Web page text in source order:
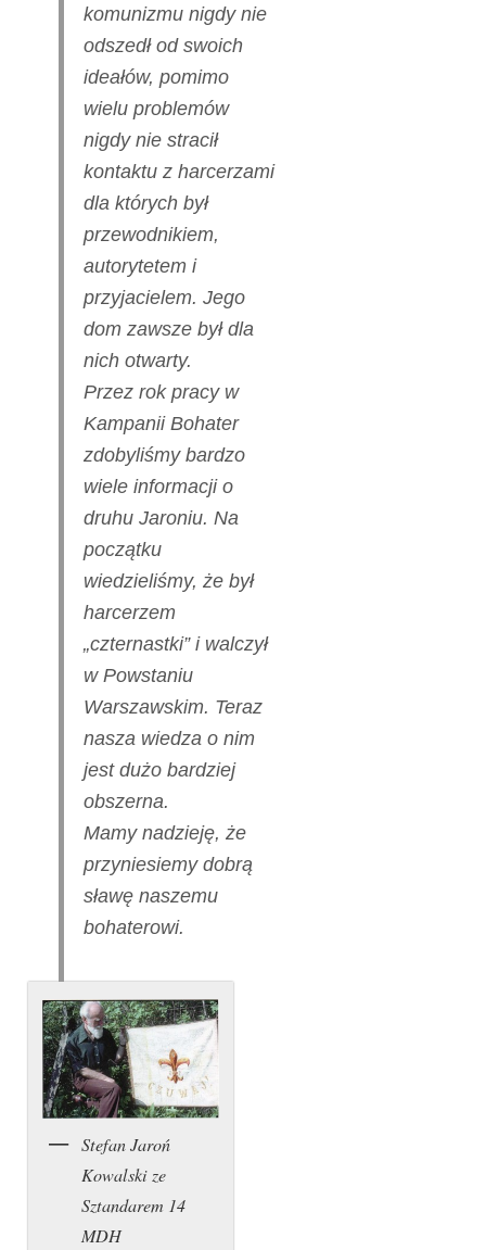
komunizmu nigdy nie
odszedł od swoich
ideałów, pomimo
wielu problemów
nigdy nie stracił
kontaktu z harcerzami
dla których był
przewodnikiem,
autorytetem i
przyjacielem. Jego
dom zawsze był dla
nich otwarty.
Przez rok pracy w
Kampanii Bohater
zdobyliśmy bardzo
wiele informacji o
druhu Jaroniu. Na
początku
wiedzieliśmy, że był
harcerzem
„czternastki” i walczył
w Powstaniu
Warszawskim. Teraz
nasza wiedza o nim
jest dużo bardziej
obszerna.
Mamy nadzieję, że
przyniesiemy dobrą
sławę naszemu
bohaterowi.
Stefan Jaroń
Kowalski ze
Sztandarem 14
MDH